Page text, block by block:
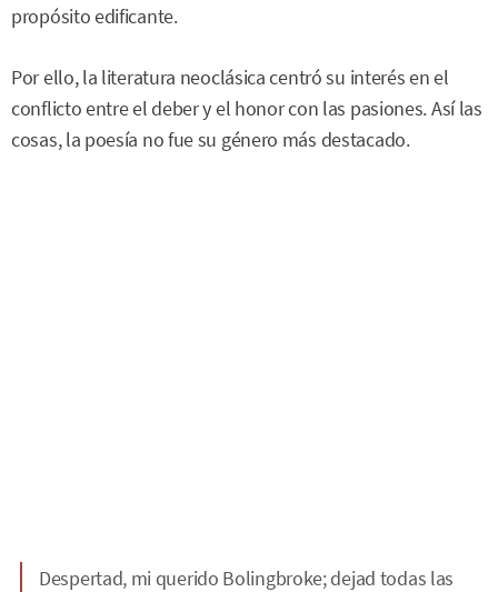
propósito edificante.
Por ello, la literatura neoclásica centró su interés en el
conflicto entre el deber y el honor con las pasiones. Así las
cosas, la poesía no fue su género más destacado.
Despertad, mi querido Bolingbroke; dejad todas las